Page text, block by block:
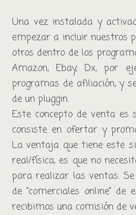
Una vez instalada y
empezar a incluir nuestros
otros dentro de los
Amazon, Ebay, Dx, por
programas de afiliación, y
de un pluggin.
Este concepto de venta es
consiste en ofertar y
La ventaja que tiene este
real/física, es que no
para realizar las ventas.
de ”comerciales online”
recibimos una comisión de